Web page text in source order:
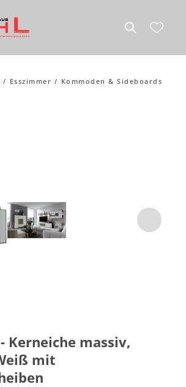
Esszimmer
Kommoden & Sideboards
Kerneiche massiv,
mit